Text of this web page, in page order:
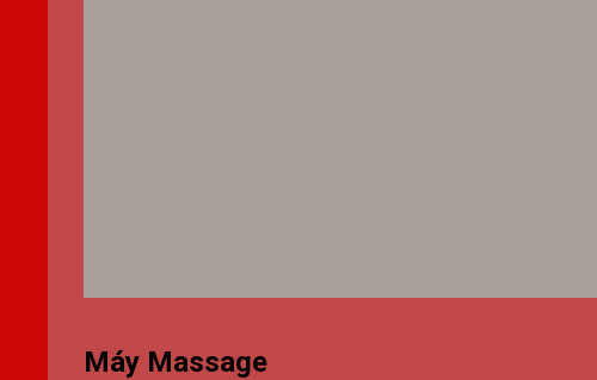
Máy Massage